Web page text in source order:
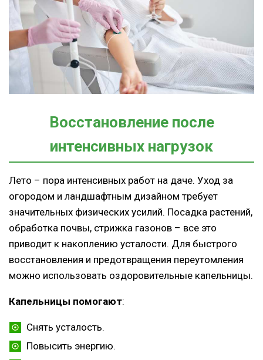
Восстановление после
интенсивных нагрузок
Лето – пора интенсивных работ на даче. Уход за
огородом и ландшафтным дизайном требует
значительных физических усилий. Посадка растений,
обработка почвы, стрижка газонов – все это
приводит к накоплению усталости. Для быстрого
восстановления и предотвращения переутомления
можно использовать оздоровительные капельницы.
Капельницы помогают:
Снять усталость.
Повысить энергию.